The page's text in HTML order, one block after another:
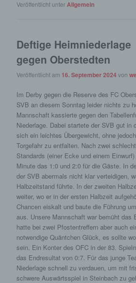
Veröffentlicht unterAllgemein
Deftige Heimniederlage
gegen Oberstedten
Veröffentlicht am 16. September 2024 von
Im Derby gegen die Reserve des FC
SVB an diesem Sonntag leider nichts zu
Mannschaft kassierte gegen den
Niederlage. Dabei startete der SVB gut in
sich ein leichtes Übergewicht, ohne
Torgefahr zu entfalten. Nach zwei
Standards (einer Ecke und einem
Minute das 1:0 und 2:0 für die Gäste. In
der SVB abermals nicht klar verteidigen,
Halbzeitstand führte. In der zweiten
weiter, wo er in der ersten Halbzeit
Chancen eiskalt und baute die Führung
aus. Unsere Mannschaft war bemüht das
hatte bei zwei Pfostentreffern aber auch
notwendige Quäntchen Glück, es sollte
sein. Ein Konter des OFC in der 83.
das Endresultat von 0:7. Für das junge
Niederlage schnell zu verdauen, um mit
schwere Auswärtsspiel in Steinbach zu